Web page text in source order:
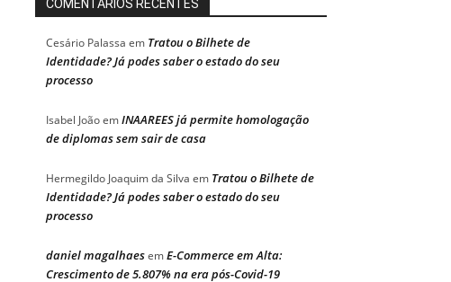
COMENTÁRIOS RECENTES
Cesário Palassa em Tratou o Bilhete de
Identidade? Já podes saber o estado do seu
processo
Isabel JoãoemINAAREES já permite homologação
de diplomas sem sair de casa
Hermegildo Joaquim da Silva em Tratou o Bilhete de
Identidade? Já podes saber o estado do seu
processo
daniel magalhaesemE-Commerce em Alta:
Crescimento de 5.807% na era pós-Covid-19